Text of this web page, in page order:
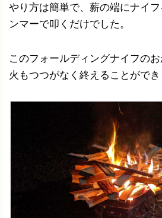
やり方は簡単で、薪の端にナイ
ンマーで叩くだけでした。
このフォールディングナイフの
火もつつがなく終えることができ